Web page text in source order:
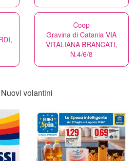
Coop
Gravina di Catania VIA
VITALIANA BRANCATI,
N.4/6/8
Nuovi volantini